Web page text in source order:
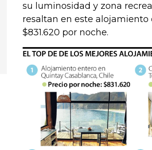
su luminosidad y zona
resaltan en este alojamiento
$831.620 por noche.